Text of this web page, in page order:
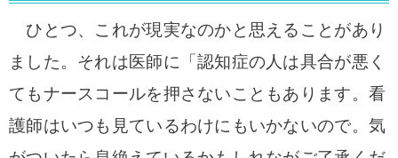
ひとつ、これが現実なのかと思えることがあり
ました。それは医師に「認知症の人は具合が悪く
てもナースコールを押さないこともあります。看
護師はいつも見ているわけにもいかないので。気